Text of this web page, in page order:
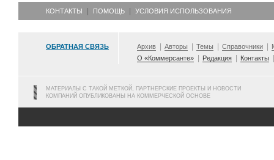
КОНТАКТЫ ПОМОЩЬ УСЛОВИЯ ИСПОЛЬЗОВАНИЯ
ОБРАТНАЯ СВЯЗЬ Архив Авторы Темы Справочники
О «Коммерсанте»
Редакция Контакты
МАТЕРИАЛЫ С ТАКОЙ МЕТКОЙ, ПАРТНЕРСКИЕ ПРОЕКТЫ И НОВОСТИ
КОМПАНИЙ ОПУБЛИКОВАНЫ НА КОММЕРЧЕСКОЙ ОСНОВЕ